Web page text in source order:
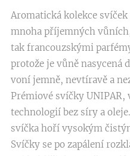
Aromatická kolekce
mnoha příjemných
tak francouzskými
protože je vůně nasycená
voní jemně, nevtíravě a
Prémiové svíčky
technologií bez síry a
svíčka hoří vysokým
Svíčky se po zapálení